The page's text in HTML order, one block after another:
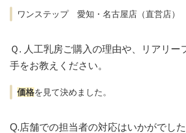
ワンステップ 愛知・名古屋店（直営店）
Ｑ. 人工乳房ご購入の理由や、リアリー
手をお教えください。
価格を見て決めました。
Q.店舗での担当者の対応はいかがでした